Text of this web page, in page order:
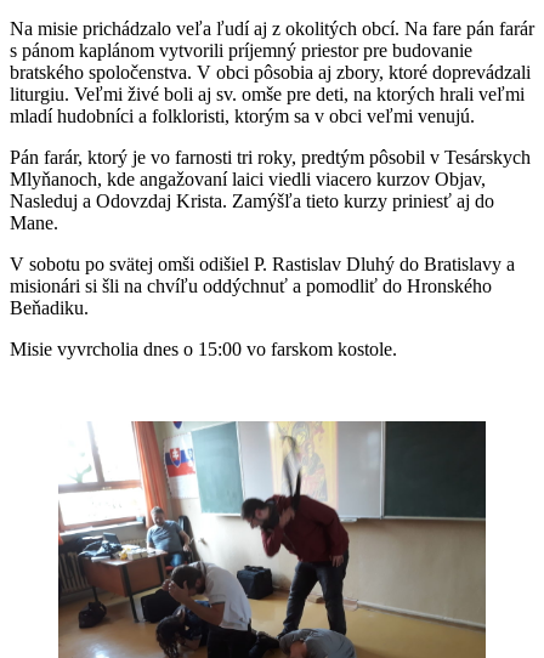
Na misie prichádzalo veľa ľudí aj z okolitých obcí. Na fare pán farár
s pánom kaplánom vytvorili príjemný priestor pre budovanie
bratského spoločenstva. V obci pôsobia aj zbory, ktoré doprevádzali
liturgiu. Veľmi živé boli aj sv. omše pre deti, na ktorých hrali veľmi
mladí hudobníci a folkloristi, ktorým sa v obci veľmi venujú.
Pán farár, ktorý je vo farnosti tri roky, predtým pôsobil v Tesárskych
Mlyňanoch, kde angažovaní laici viedli viacero kurzov Objav,
Nasleduj a Odovzdaj Krista. Zamýšľa tieto kurzy priniesť aj do
Mane.
V sobotu po svätej omši odišiel P. Rastislav Dluhý do Bratislavy a
misionári si šli na chvíľu oddýchnuť a pomodliť do Hronského
Beňadiku.
Misie vyvrcholia dnes o 15:00 vo farskom kostole.